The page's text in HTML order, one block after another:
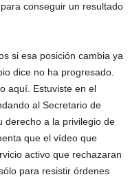
conseguir un resultado
si esa posición cambia ya
dice no ha progresado.
aquí. Estuviste en el
al Secretario de
derecho a la privilegio de
que el vídeo que
activo que rechazaran
para resistir órdenes